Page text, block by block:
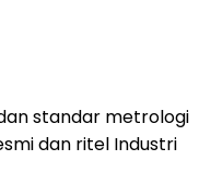
standar metrologi
dan ritel Industri